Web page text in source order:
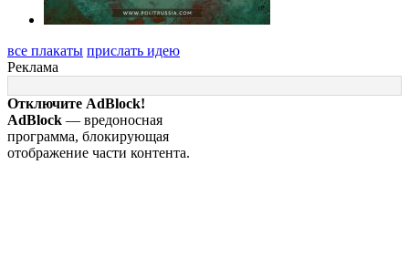
все плакаты прислать идею
Реклама
Отключите AdBlock!
AdBlock — вредоносная
программа, блокирующая
отображение части контента.